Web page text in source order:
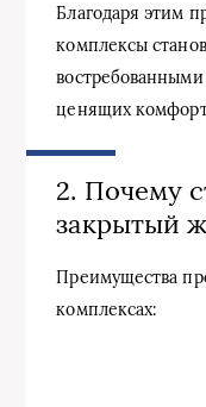
Благодаря этим
комплексы
ценящих
2. Почему
закрытый
Преимущества
комплексах: